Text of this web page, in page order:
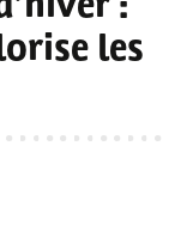
:
les